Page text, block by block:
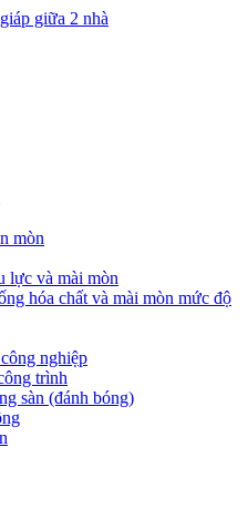
giữa 2 nhà
mòn
lực và mài mòn
hóa chất và mài mòn mức độ
nghiệp
trình
sàn (đánh bóng)